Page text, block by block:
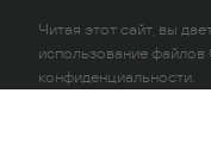
Читая этот сайт, вы
использование файлов
конфиденциальности.